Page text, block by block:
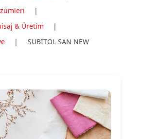
|
& Üretim
|
| SUBITOL SAN NEW